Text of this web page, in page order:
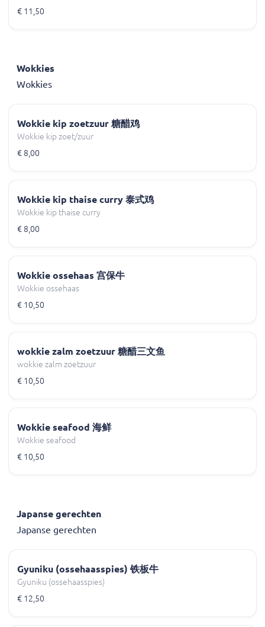
€ 11,50
Wokkies
Wokkies
Wokkie kip zoetzuur 糖醋鸡
Wokkie kip zoet/zuur
€ 8,00
Wokkie kip thaise curry 泰式鸡
Wokkie kip thaise curry
€ 8,00
Wokkie ossehaas 宫保牛
Wokkie ossehaas
€ 10,50
wokkie zalm zoetzuur 糖醋三文鱼
wokkie zalm zoetzuur
€ 10,50
Wokkie seafood 海鲜
Wokkie seafood
€ 10,50
Japanse gerechten
Japanse gerechten
Gyuniku (ossehaasspies) 铁板牛
Gyuniku (ossehaasspies)
€ 12,50